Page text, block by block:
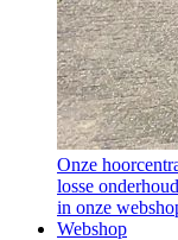
Onze
losse
in onze
Webshop